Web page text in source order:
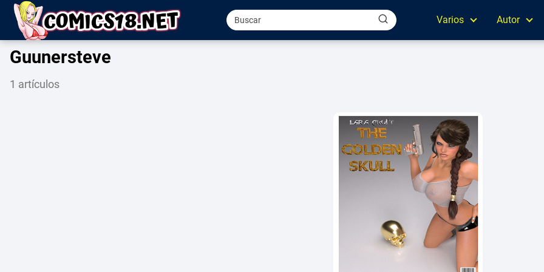
Varios Autor
Guunersteve
1 artículos